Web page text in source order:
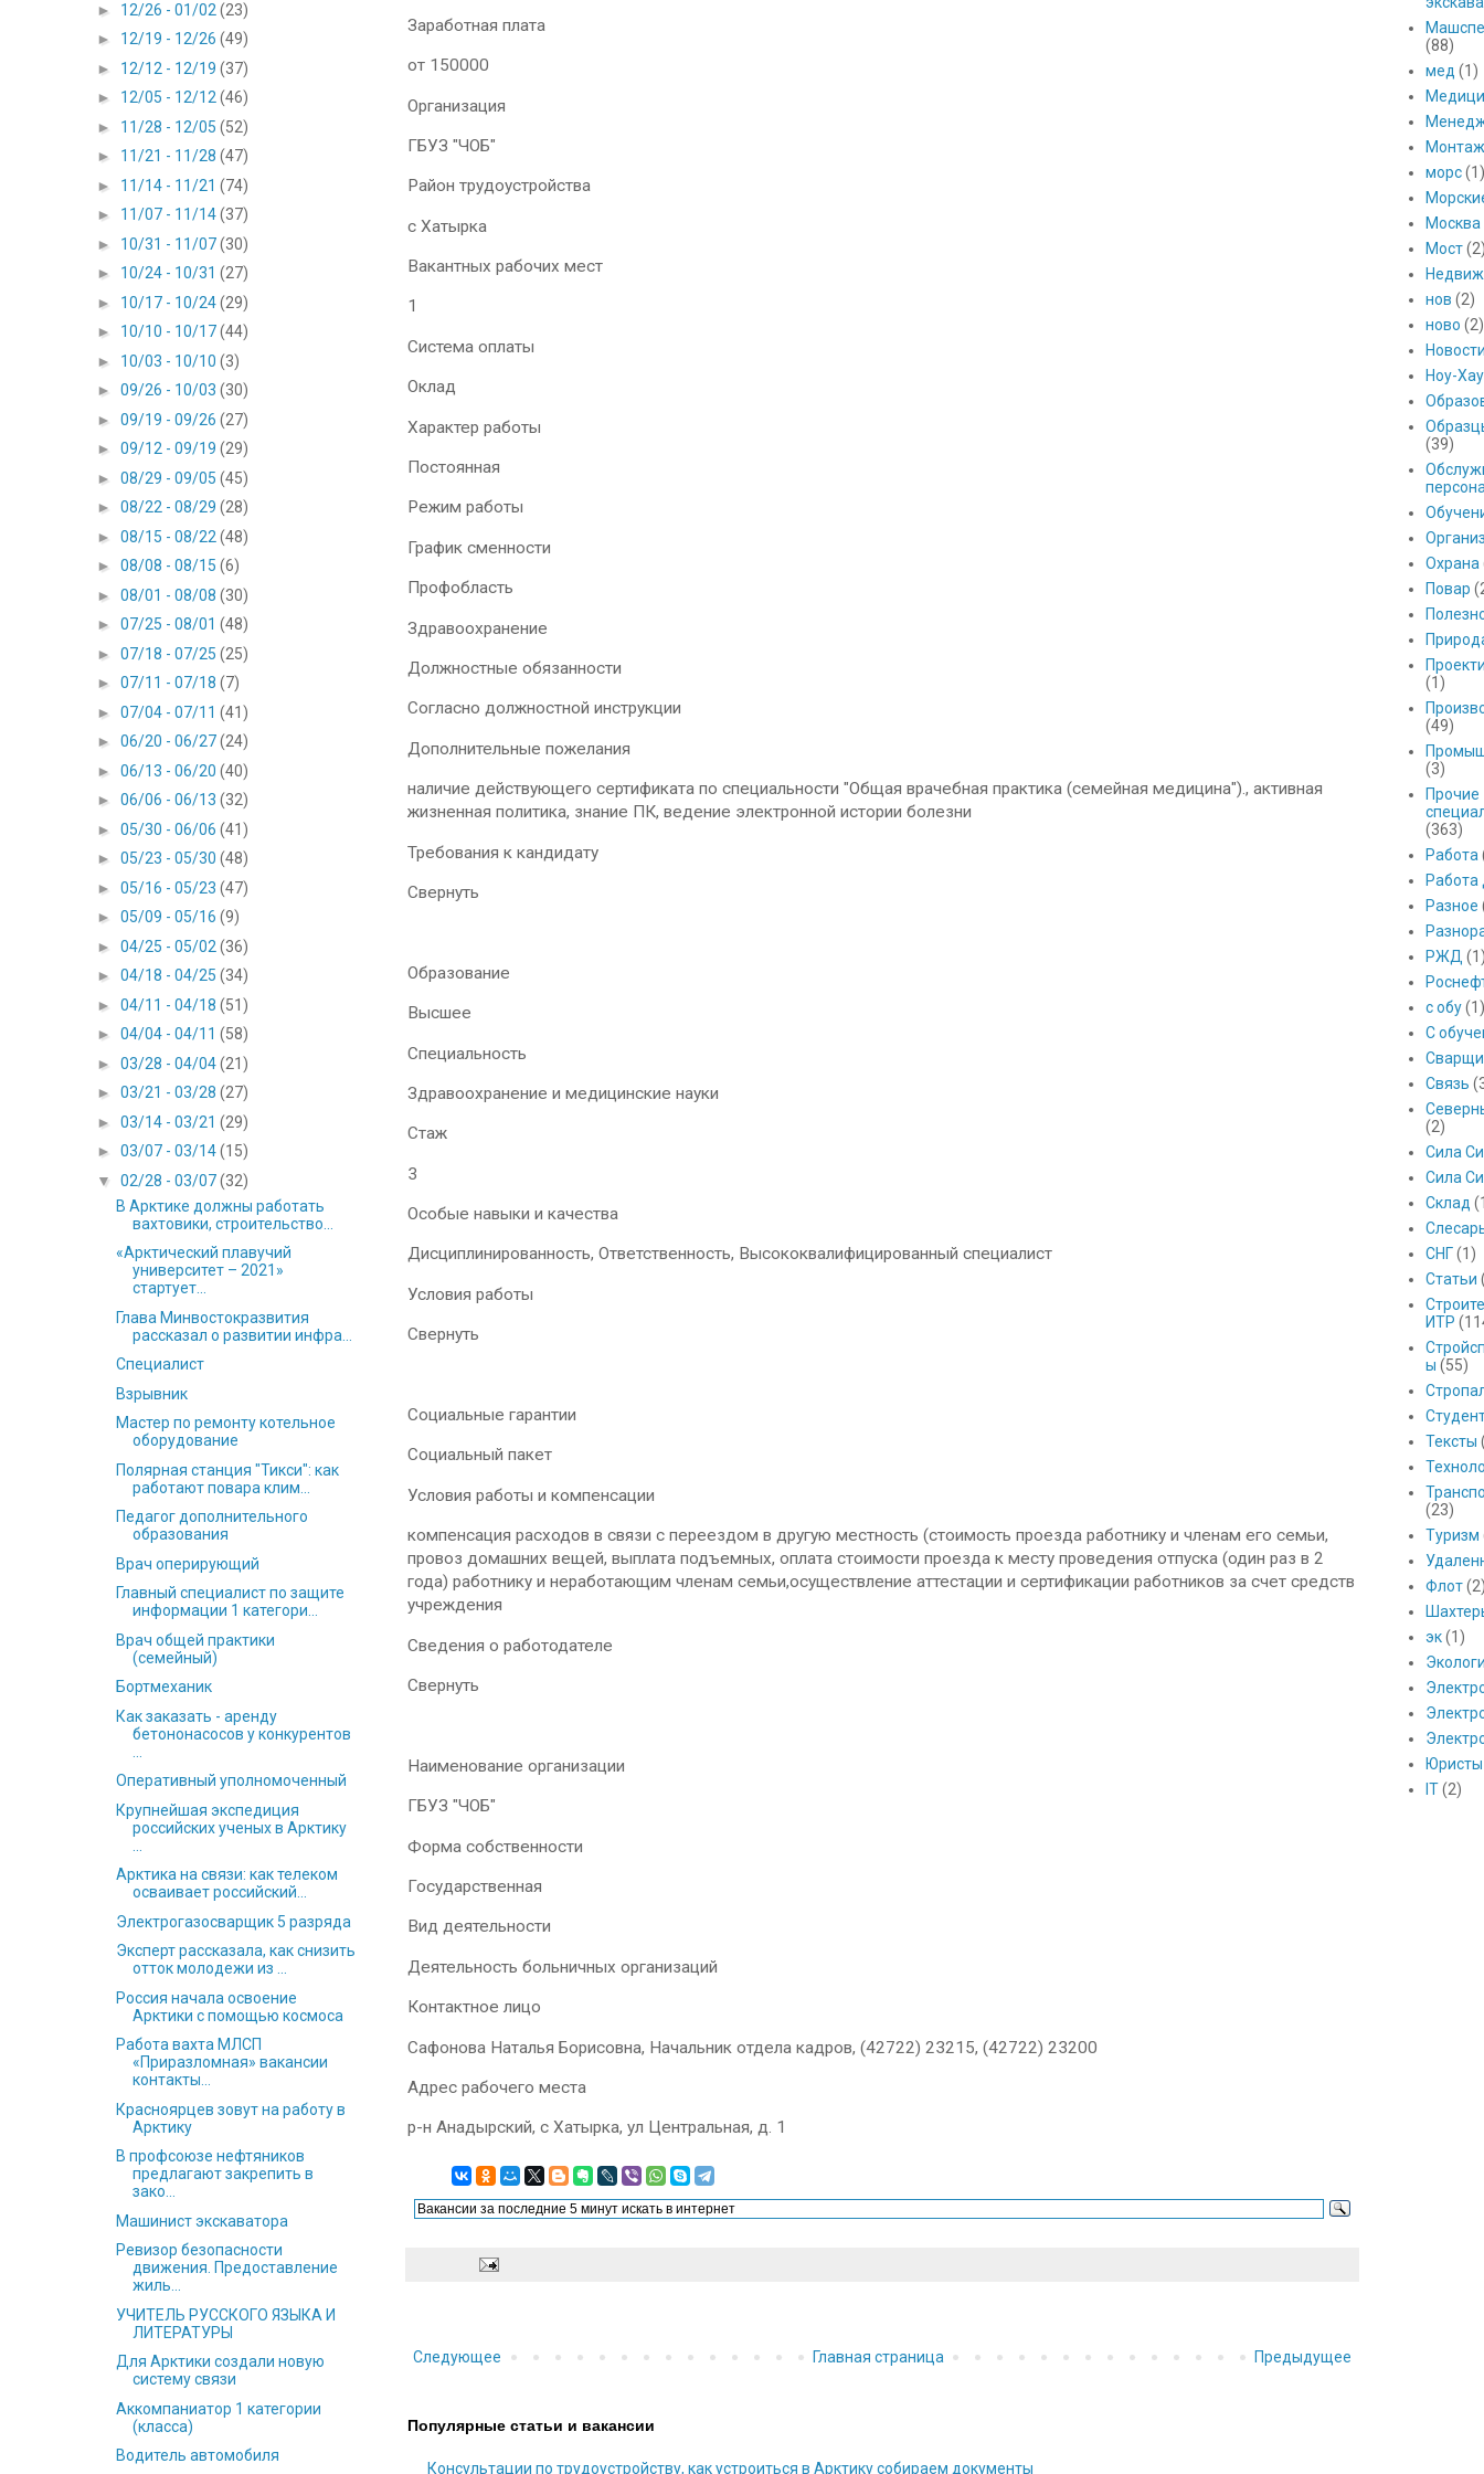
Заработная плата
от 150000
Организация
ГБУЗ "ЧОБ"
Район трудоустройства
с Хатырка
Вакантных рабочих мест
1
Система оплаты
Оклад
Характер работы
Постоянная
Режим работы
График сменности
Профобласть
Здравоохранение
Должностные обязанности
Согласно должностной инструкции
Дополнительные пожелания
наличие действующего сертификата по специальности "Общая врачебная практика (семейная медицина")., активная
жизненная политика, знание ПК, ведение электронной истории болезни
Требования к кандидату
Свернуть
Образование
Высшее
Специальность
Здравоохранение и медицинские науки
Стаж
3
Особые навыки и качества
Дисциплинированность, Ответственность, Высококвалифицированный специалист
Условия работы
Свернуть
Социальные гарантии
Социальный пакет
Условия работы и компенсации
компенсация расходов в связи с переездом в другую местность (стоимость проезда работнику и членам его семьи,
провоз домашних вещей, выплата подъемных, оплата стоимости проезда к месту проведения отпуска (один раз в 2
года) работнику и неработающим членам семьи,осуществление аттестации и сертификации работников за счет средств
учреждения
Сведения о работодателе
Свернуть
Наименование организации
ГБУЗ "ЧОБ"
Форма собственности
Государственная
Вид деятельности
Деятельность больничных организаций
Контактное лицо
Сафонова Наталья Борисовна, Начальник отдела кадров, (42722) 23215, (42722) 23200
Адрес рабочего места
р-н Анадырский, с Хатырка, ул Центральная, д. 1
Следующее Предыдущее
Главная страница
Популярные статьи и вакансии
Консультации по трудоустройству, как устроиться в Арктику собираем документы
► 12/26 - 01/02 (23)
► 12/19 - 12/26 (49)
► 12/12 - 12/19 (37)
► 12/05 - 12/12 (46)
► 11/28 - 12/05 (52)
► 11/21 - 11/28 (47)
► 11/14 - 11/21 (74)
► 11/07 - 11/14(37)
► 10/31 - 11/07(30)
► 10/24 - 10/31 (27)
► 10/17 - 10/24(29)
► 10/10 - 10/17(44)
► 10/03 - 10/10 (3)
► 09/26 - 10/03 (30)
► 09/19 - 09/26 (27)
► 09/12 - 09/19 (29)
► 08/29 - 09/05 (45)
► 08/22 - 08/29 (28)
► 08/15 - 08/22 (48)
► 08/08 - 08/15 (6)
► 08/01 - 08/08 (30)
► 07/25 - 08/01 (48)
► 07/18 - 07/25 (25)
► 07/11 - 07/18 (7)
► 07/04 - 07/11 (41)
► 06/20 - 06/27(24)
► 06/13 - 06/20 (40)
► 06/06 - 06/13 (32)
► 05/30 - 06/06 (41)
► 05/23 - 05/30 (48)
► 05/16 - 05/23 (47)
► 05/09 - 05/16 (9)
► 04/25 - 05/02 (36)
► 04/18 - 04/25 (34)
► 04/11 - 04/18 (51)
► 04/04 - 04/11 (58)
► 03/28 - 04/04(21)
► 03/21 - 03/28 (27)
► 03/14 - 03/21 (29)
► 03/07 - 03/14(15)
▼ 02/28 - 03/07(32)
В Арктике должны работать
вахтовики, строительство...
«Арктический плавучий
университет – 2021»
стартует...
Глава Минвостокразвития
рассказал о развитии инфра...
Специалист
Взрывник
Мастер по ремонту котельное
оборудование
Полярная станция "Тикси": как
работают повара клим...
Педагог дополнительного
образования
Врач оперирующий
Главный специалист по защите
информации 1 категори...
Врач общей практики
(семейный)
Бортмеханик
Как заказать - аренду
бетононасосов у конкурентов
Оперативный уполномоченный
Крупнейшая экспедиция
российских ученых в Арктику
Арктика на связи: как телеком
осваивает российский...
Электрогазосварщик 5 разряда
Эксперт рассказала, как снизить
отток молодежи из ...
Россия начала освоение
Арктики с помощью космоса
Работа вахта МЛСП
«Приразломная» вакансии
контакты...
Красноярцев зовут на работу в
Арктику
В профсоюзе нефтяников
предлагают закрепить в
зако...
Машинист экскаватора
Ревизор безопасности
движения. Предоставление
жиль...
УЧИТЕЛЬ РУССКОГО ЯЗЫКА И
ЛИТЕРАТУРЫ
Для Арктики создали новую
систему связи
Аккомпаниатор 1 категории
(класса)
Водитель автомобиля
(88)
мед (1)
морс (1)
Москва
Мост
нов (2)
ново (2)
Ноу-Хау
(39)
Охрана
Повар
(1)
(49)
(3)
Прочие
(363)
Работа
Работа
Разное
РЖД
с обу (1)
С
Связь
(2)
Сила
Сила
Склад
СНГ (1)
Статьи
ИТР
ы (55)
Тексты
(23)
Туризм
Флот
эк (1)
Юристы
IT (2)